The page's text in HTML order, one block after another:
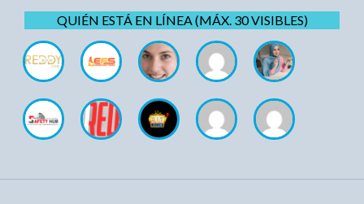
QUIÉN ESTÁ EN LÍNEA (MÁX. 30 VISIBLES)